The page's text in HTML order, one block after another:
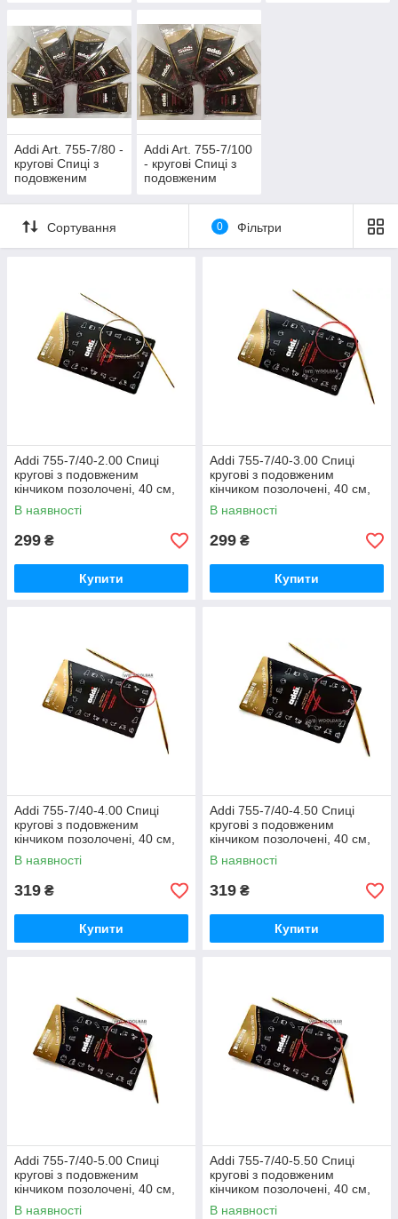
Addi Art. 755-7/80 -
кругові Спиці з
подовженим
позолочені, 80 см
Addi Art. 755-7/100
- кругові Спиці з
подовженим
позолочені, 100
Сортування 0 Фільтри
Addi 755-7/40-2.00 Спиці
кругові з подовженим
кінчиком позолочені, 40 см,
2.00 мм
В наявності
299 ₴
Купити
Addi 755-7/40-3.00 Спиці
кругові з подовженим
кінчиком позолочені, 40 см,
3.00 мм
В наявності
299 ₴
Купити
Addi 755-7/40-4.00 Спиці
кругові з подовженим
кінчиком позолочені, 40 см,
4.00 мм
В наявності
319 ₴
Купити
Addi 755-7/40-4.50 Спиці
кругові з подовженим
кінчиком позолочені, 40 см,
4.50 мм
В наявності
319 ₴
Купити
Addi 755-7/40-5.00 Спиці
кругові з подовженим
кінчиком позолочені, 40 см,
5.00 мм
В наявності
Addi 755-7/40-5.50 Спиці
кругові з подовженим
кінчиком позолочені, 40 см,
5.50 мм
В наявності